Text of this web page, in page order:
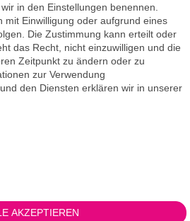
gelten für Lieferungen innerhalb
in den Einstellungen benennen.
mit Einwilligung oder aufgrund eines
Die Zustimmung kann erteilt oder
das Recht, nicht einzuwilligen und die
Zeitpunkt zu ändern oder zu
zur Verwendung
den Diensten erklären wir in unserer
AKZEPTIEREN